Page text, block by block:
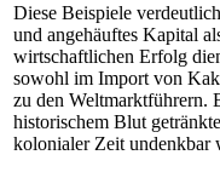
Diese Beispiele
und angehäuftes Kapital
wirtschaftlichen Erfolg
sowohl im Import von
zu den Weltmarktführern.
historischem Blut
kolonialer Zeit undenkbar